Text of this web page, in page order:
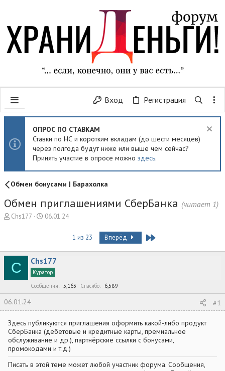
Вход Регистрация
ОПРОС ПО СТАВКАМ
Ставки по НС и коротким вкладам (до шести месяцев)
через полгода будут ниже или выше чем сейчас?
Принять участие в опросе можно здесь.
Обмен бонусами | Барахолка
Обмен приглашениями СберБанка (читает 1)
А
р
е
м
Chs177
Д
н
а
ч
а
л
06.01.24
1 из 23 Вперёд Last
C Chs177
Куратор
Сообщения
5,163 Спасибо 6,589
06.01.24 #1
Здесь публикуются приглашения оформить какой-либо продукт
СберБанка (дебетовые и кредитные карты, премиальное
обслуживание и др.), партнёрские ссылки с бонусами,
промокодами и т.д.)
Писать в этой теме может любой участник форума. Сообщения,